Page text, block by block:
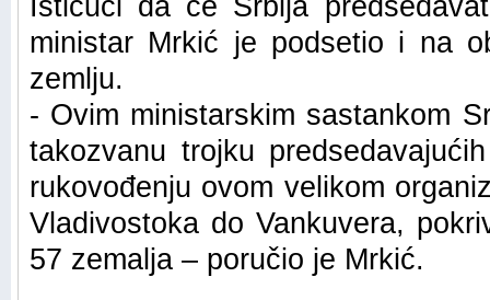
Ističući da će Srbija
ministar Mrkić je podsetio i na
zemlju.
- Ovim ministarskim sastankom
takozvanu trojku
rukovođenju ovom velikom
Vladivostoka do Vankuvera,
57 zemalja – poručio je Mrkić.